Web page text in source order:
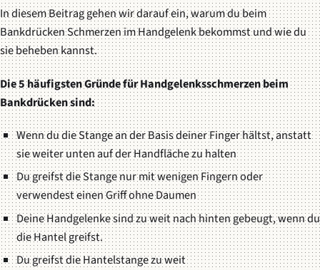
In diesem Beitrag gehen wir darauf ein, warum du beim
Bankdrücken Schmerzen im Handgelenk bekommst und wie du
sie beheben kannst.
Die 5 häufigsten Gründe für Handgelenksschmerzen beim
Bankdrücken sind:
Wenn du die Stange an der Basis deiner Finger hältst, anstatt
sie weiter unten auf der Handfläche zu halten
Du greifst die Stange nur mit wenigen Fingern oder
verwendest einen Griff ohne Daumen
Deine Handgelenke sind zu weit nach hinten gebeugt, wenn du
die Hantel greifst.
Du greifst die Hantelstange zu weit